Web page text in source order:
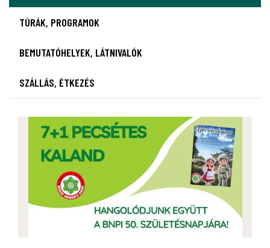
TÚRÁK, PROGRAMOK
BEMUTATÓHELYEK, LÁTNIVALÓK
SZÁLLÁS, ÉTKEZÉS